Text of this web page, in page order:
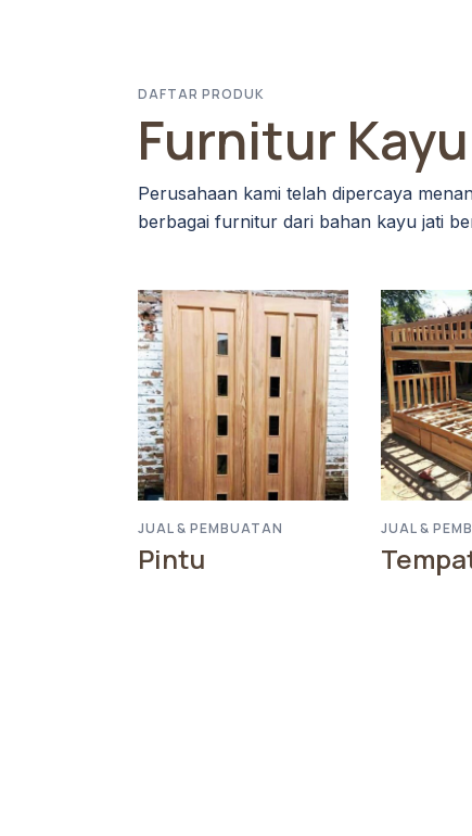
DAFTAR PRODUK
Furnitur
Perusahaan kami telah dipercaya
berbagai furnitur dari bahan kayu jati
JUAL & PEMBUATAN
Pintu
JUAL &